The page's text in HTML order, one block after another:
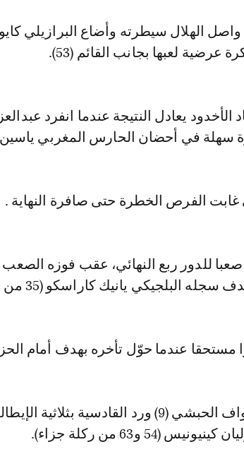
الهلال سيطرته وأضاع البرازيلي
عرضية لعبها بجانب القائم (53).
يعادل النتيجة عندما انفرد
سهلة في أحضان الحارس المغربي ياسين
الفرص الخطرة حتى صافرة النهاية .
صعبا للدور ربع النهائي، عقب فوزه
البلجيكي يانيك كاراسكو (35 من ركلة جزاء).
عندما حوّل تأخره بهدف أمام الحزم
تقدم الحزم بهدف نواف الحبشي (9) ورد القادسية